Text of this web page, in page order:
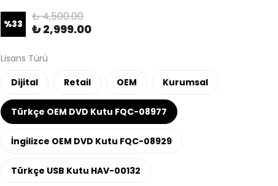
%33
₺ 4,500.00
₺ 2,999.00
Lisans Türü
Dijital
Retail OEM Kurumsal
Türkçe OEM DVD Kutu FQC-08977
İngilizce OEM DVD Kutu FQC-08929
Türkçe USB Kutu HAV-00132